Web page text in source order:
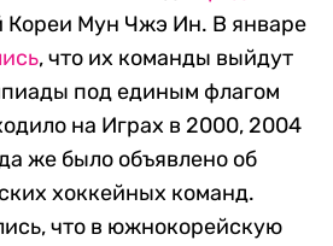
Мун Чжэ Ин. В январе
, что их команды выйдут
под единым флагом
на Играх в 2000, 2004
же было объявлено об
хоккейных команд.
что в южнокорейскую